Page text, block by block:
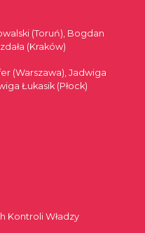
(Toruń), Bogdan
(Kraków)
(Warszawa), Jadwiga
Łukasik (Płock)
Kontroli Władzy